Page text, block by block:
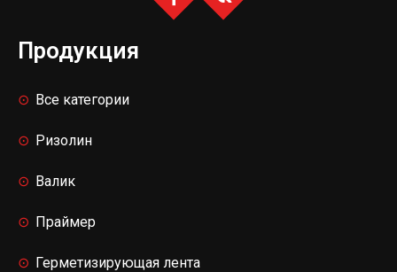
Продукция
Все категории
Ризолин
Валик
Праймер
Герметизирующая лента